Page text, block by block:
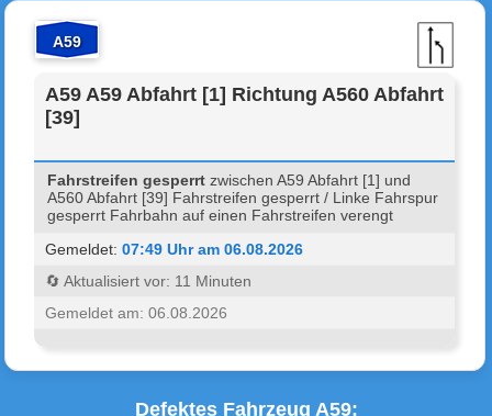
A59
A59 A59 Abfahrt [1] Richtung A560 Abfahrt
[39]
Fahrstreifen gesperrt zwischen A59 Abfahrt [1] und
A560 Abfahrt [39] Fahrstreifen gesperrt / Linke Fahrspur
gesperrt Fahrbahn auf einen Fahrstreifen verengt
Gemeldet:07:49 Uhr am 06.08.2026
🔄 Aktualisiert vor: 11 Minuten
Gemeldet am: 06.08.2026
Defektes Fahrzeug A59: